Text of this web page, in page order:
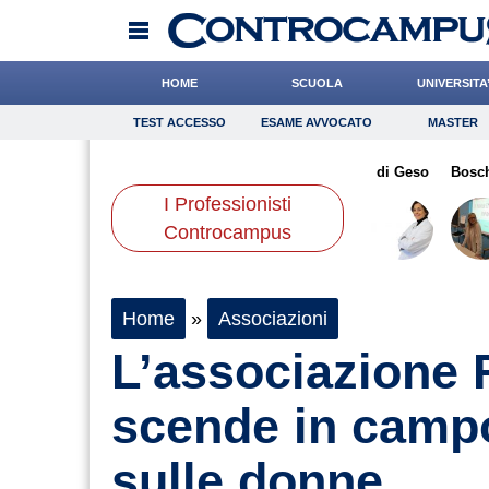
HOME SCUOLA UNIVERSITA’
TEST ACCESSO Esame Avvocato Master
Consigli
Scienze
TEST ACCESSO ESAME AVVOCATO MASTER
I Professionisti
Controcampus
di Geso
Home » Associazioni
L’associazione
scende in